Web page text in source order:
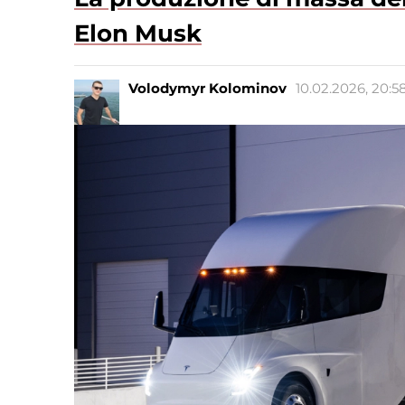
Elon Musk
Volodymyr Kolominov 10.02.2026,